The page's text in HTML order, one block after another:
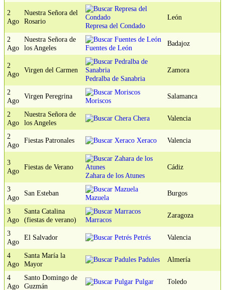
2
Ago
Nuestra Señora del
Rosario
Represa del Condado
León
2
Ago
Nuestra Señora de
los Angeles
Fuentes de León
Badajoz
2
Ago
Virgen del Carmen
Pedralba de Sanabria
Zamora
2
Ago
Virgen Peregrina
Moriscos
Salamanca
2
Ago
Nuestra Señora de
los Angeles
Chera Valencia
2
Ago
Fiestas Patronales Xeraco Valencia
3
Ago
Fiestas de Verano
Zahara de los Atunes
Cádiz
3
Ago
San Esteban
Mazuela
Burgos
3
Ago
Santa Catalina
(fiestas de verano)
Marracos
Zaragoza
3
Ago
El Salvador Petrés Valencia
4
Ago
Santa María la
Mayor
Padules Almería
4
Ago
Santo Domingo de
Guzmán
Pulgar Toledo